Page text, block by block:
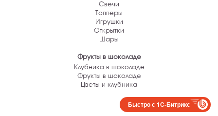
Свечи
Топперы
Игрушки
Открытки
Шары
Фрукты в шоколаде
Клубника в шоколаде
Фрукты в шоколаде
Цветы и клубника
Быстро с 1С-Битрикс